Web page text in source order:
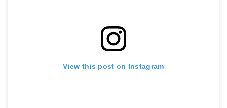
View this post on Instagram